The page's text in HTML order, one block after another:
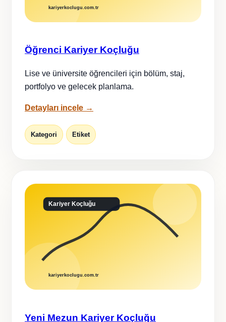
Öğrenci Kariyer Koçluğu
Lise ve üniversite öğrencileri için bölüm, staj,
portfolyo ve gelecek planlama.
Detayları incele →
Kategori Etiket
Yeni Mezun Kariyer Koçluğu